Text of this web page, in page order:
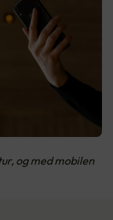
og med mobilen